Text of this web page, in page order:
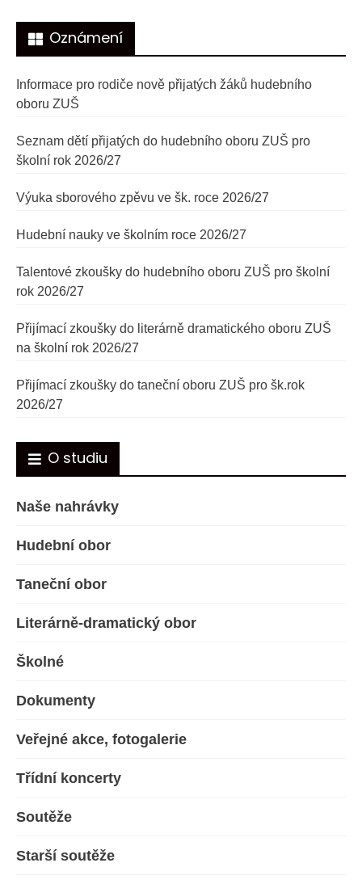
Oznámení
Informace pro rodiče nově přijatých žáků hudebního
oboru ZUŠ
Seznam dětí přijatých do hudebního oboru ZUŠ pro
školní rok 2026/27
Výuka sborového zpěvu ve šk. roce 2026/27
Hudební nauky ve školním roce 2026/27
Talentové zkoušky do hudebního oboru ZUŠ pro školní
rok 2026/27
Přijímací zkoušky do literárně dramatického oboru ZUŠ
na školní rok 2026/27
Přijímací zkoušky do taneční oboru ZUŠ pro šk.rok
2026/27
O studiu
Naše nahrávky
Hudební obor
Taneční obor
Literárně-dramatický obor
Školné
Dokumenty
Veřejné akce, fotogalerie
Třídní koncerty
Soutěže
Starší soutěže